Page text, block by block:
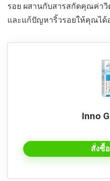
รอย ผสานกับสารสกัดคุณค่า
และแก้ปัญหาริ้วรอยให้คุณได้
Inno
สั่งซื้